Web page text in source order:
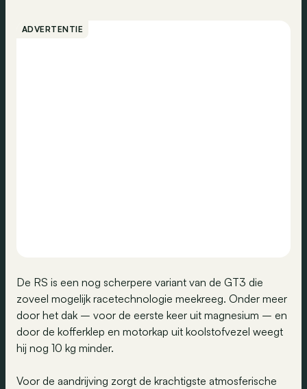
ADVERTENTIE
De RS is een nog scherpere variant van de GT3 die
zoveel mogelijk racetechnologie meekreeg. Onder meer
door het dak – voor de eerste keer uit magnesium – en
door de kofferklep en motorkap uit koolstofvezel weegt
hij nog 10 kg minder.
Voor de aandrijving zorgt de krachtigste atmosferische